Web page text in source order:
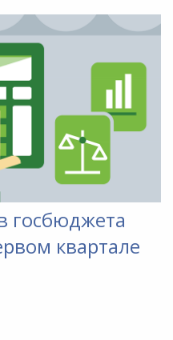
госбюджета
квартале